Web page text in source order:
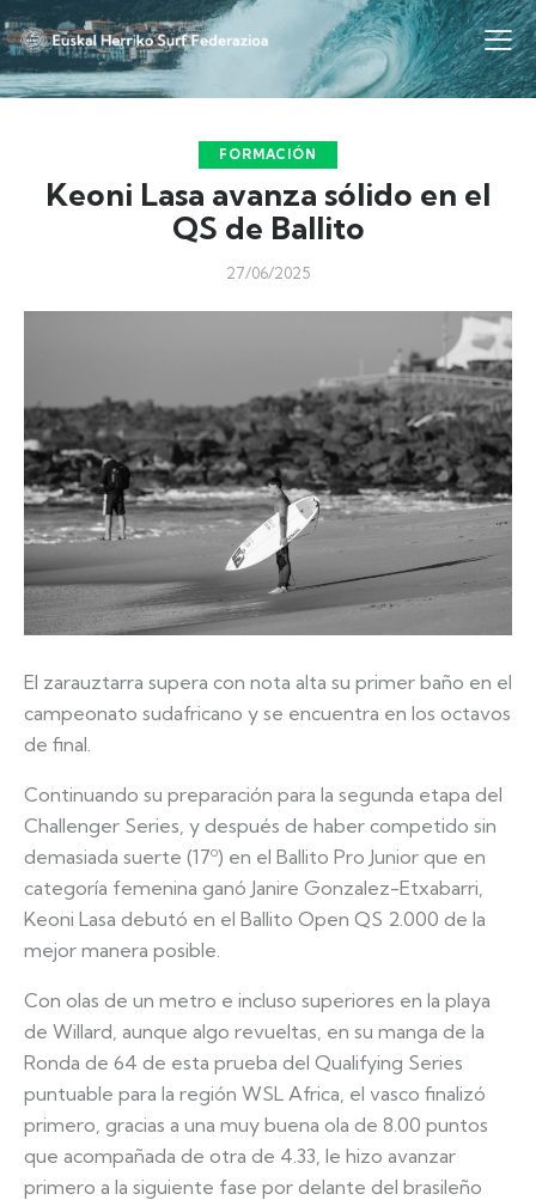
FORMACIÓN
Keoni Lasa avanza sólido en el
QS de Ballito
27/06/2025
El zarauztarra supera con nota alta su primer baño en el
campeonato sudafricano y se encuentra en los octavos
de final.
Continuando su preparación para la segunda etapa del
Challenger Series, y después de haber competido sin
demasiada suerte (17º) en el Ballito Pro Junior que en
categoría femenina ganó Janire Gonzalez-Etxabarri,
Keoni Lasa debutó en el Ballito Open QS 2.000 de la
mejor manera posible.
Con olas de un metro e incluso superiores en la playa
de Willard, aunque algo revueltas, en su manga de la
Ronda de 64 de esta prueba del Qualifying Series
puntuable para la región WSL Africa, el vasco finalizó
primero, gracias a una muy buena ola de 8.00 puntos
que acompañada de otra de 4.33, le hizo avanzar
primero a la siguiente fase por delante del brasileño